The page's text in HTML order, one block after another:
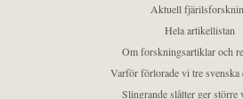
Aktuell
Hela artikellistan
Om forskningsartiklar och
Varför förlorade vi tre svenska
Slingrande slåtter ger större